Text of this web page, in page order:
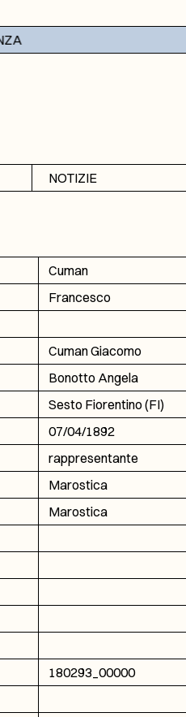
NOTIZIE
Cuman
Francesco
Cuman Giacomo
Bonotto Angela
Sesto Fiorentino (FI)
07/04/1892
rappresentante
Marostica
Marostica
180293_00000